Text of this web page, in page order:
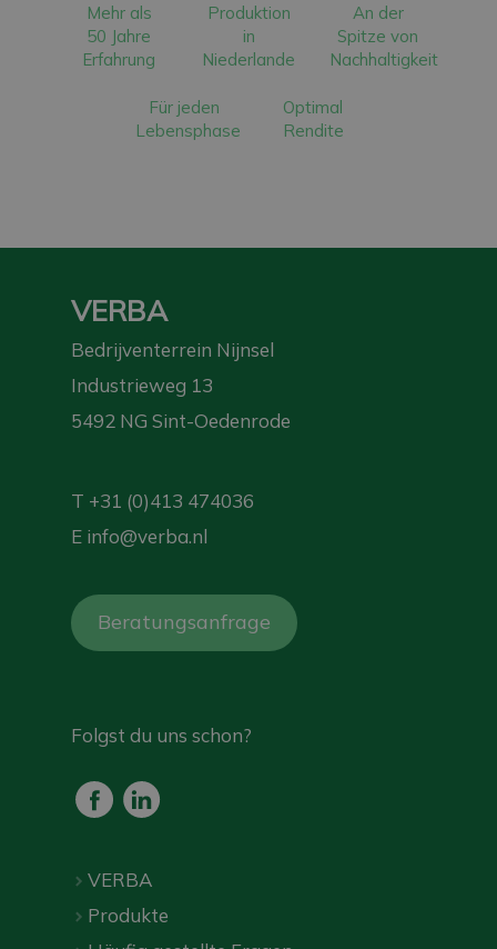
Mehr als
50 Jahre
Erfahrung
Produktion
in
Niederlande
An der
Spitze von
Nachhaltigkeit
Für jeden
Lebensphase
Optimal
Rendite
VERBA
Bedrijventerrein Nijnsel
Industrieweg 13
5492 NG Sint-Oedenrode
T +31 (0)413 474036
E info@verba.nl
Beratungsanfrage
Folgst du uns schon?
VERBA
Produkte